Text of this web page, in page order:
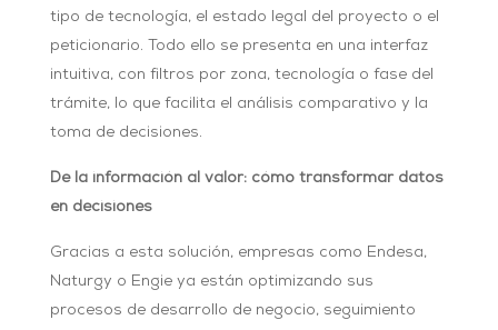
tipo de tecnología, el estado legal del proyecto o el
peticionario. Todo ello se presenta en una interfaz
intuitiva, con filtros por zona, tecnología o fase del
trámite, lo que facilita el análisis comparativo y la
toma de decisiones.
De la información al valor: cómo transformar datos
en decisiones
Gracias a esta solución, empresas como Endesa,
Naturgy o Engie ya están optimizando sus
procesos de desarrollo de negocio, seguimiento